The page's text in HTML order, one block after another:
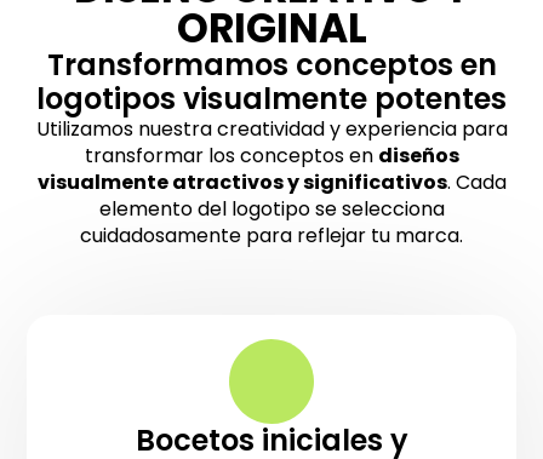
ORIGINAL
Transformamos conceptos en
logotipos visualmente potentes
Utilizamos nuestra creatividad y experiencia para
transformar los conceptos en diseños
visualmente atractivos y significativos. Cada
elemento del logotipo se selecciona
cuidadosamente para reflejar tu marca.
Bocetos iniciales y